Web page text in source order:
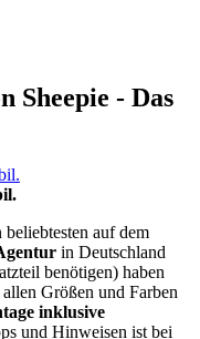
Sheepie - Das
beliebtesten auf dem
in Deutschland
benötigen) haben
Größen und Farben
inklusive
und Hinweisen ist bei